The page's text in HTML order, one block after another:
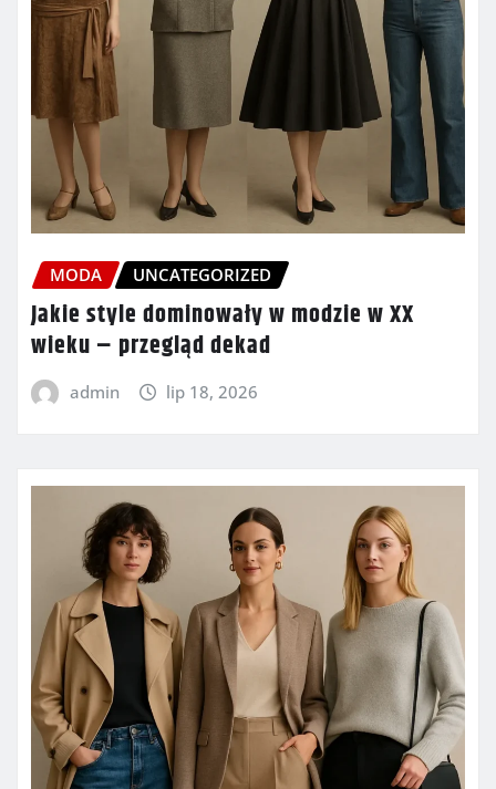
MODA UNCATEGORIZED
Jakie style dominowały w modzie w XX
wieku – przegląd dekad
admin lip 18, 2026